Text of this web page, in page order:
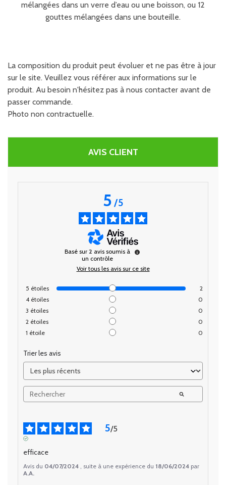
mélangées dans un verre d’eau ou une boisson, ou 12
gouttes mélangées dans une bouteille.
La composition du produit peut évoluer et ne pas être à jour
sur le site. Veuillez vous référer aux informations sur le
produit. Au besoin n'hésitez pas à nous contacter avant de
passer commande.
Photo non contractuelle.
AVIS CLIENT
5/5
Basé sur 2 avis soumis à
un contrôle
Voir tous les avis sur ce site
5 étoiles
2
4 étoiles
0
3 étoiles
0
2 étoiles
0
1 étoile 0
Trier les avis
5/5
efficace
Avis du 04/07/2024 , suite à une expérience du 18/06/2024 par
A.A.